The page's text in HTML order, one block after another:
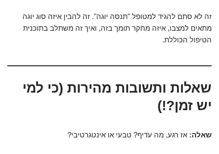
זה לא סתם להגיד למטופל "תנסה יוגה". זה להבין איזה סוג יוגה
מתאים למצבו, איזה מחקר תומך בזה, ואיך זה משתלב בתוכנית
הטיפול הכוללת.
שאלות ותשובות מהירות (כי למי
יש זמן?!)
שאלה: אז רגע, מה עדיף? טבעי או אינטגרטיבי?